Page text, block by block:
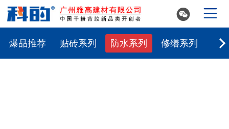
 
爆品推荐 贴砖系列 防水系列 修缮系列